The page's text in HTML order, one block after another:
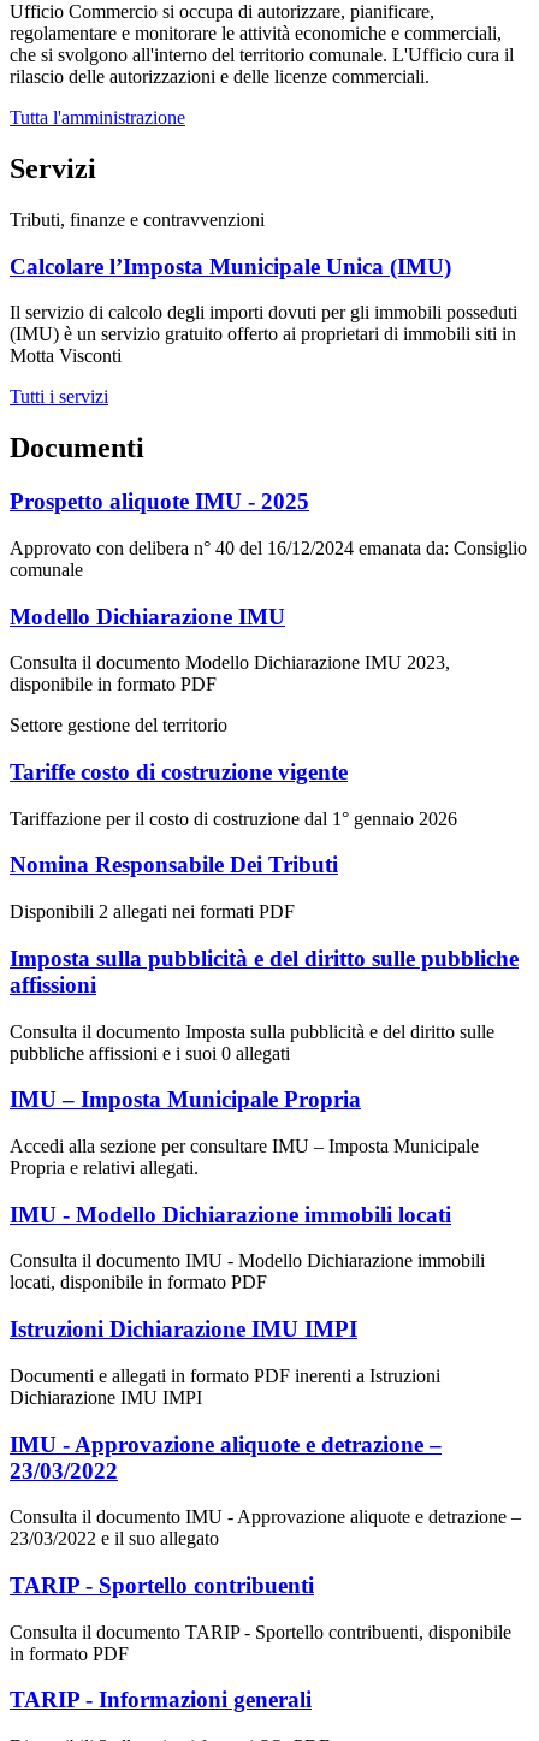
Ufficio Commercio si occupa di autorizzare, pianificare,
regolamentare e monitorare le attività economiche e commerciali,
che si svolgono all'interno del territorio comunale. L'Ufficio cura il
rilascio delle autorizzazioni e delle licenze commerciali.
Tutta l'amministrazione
Servizi
Tributi, finanze e contravvenzioni
Calcolare l’Imposta Municipale Unica (IMU)
Il servizio di calcolo degli importi dovuti per gli immobili posseduti
(IMU) è un servizio gratuito offerto ai proprietari di immobili siti in
Motta Visconti
Tutti i servizi
Documenti
Prospetto aliquote IMU - 2025
Approvato con delibera n° 40 del 16/12/2024 emanata da: Consiglio
comunale
Modello Dichiarazione IMU
Consulta il documento Modello Dichiarazione IMU 2023,
disponibile in formato PDF
Settore gestione del territorio
Tariffe costo di costruzione vigente
Tariffazione per il costo di costruzione dal 1° gennaio 2026
Nomina Responsabile Dei Tributi
Disponibili 2 allegati nei formati PDF
Imposta sulla pubblicità e del diritto sulle pubbliche
affissioni
Consulta il documento Imposta sulla pubblicità e del diritto sulle
pubbliche affissioni e i suoi 0 allegati
IMU – Imposta Municipale Propria
Accedi alla sezione per consultare IMU – Imposta Municipale
Propria e relativi allegati.
IMU - Modello Dichiarazione immobili locati
Consulta il documento IMU - Modello Dichiarazione immobili
locati, disponibile in formato PDF
Istruzioni Dichiarazione IMU IMPI
Documenti e allegati in formato PDF inerenti a Istruzioni
Dichiarazione IMU IMPI
IMU - Approvazione aliquote e detrazione –
23/03/2022
Consulta il documento IMU - Approvazione aliquote e detrazione –
23/03/2022 e il suo allegato
TARIP - Sportello contribuenti
Consulta il documento TARIP - Sportello contribuenti, disponibile
in formato PDF
TARIP - Informazioni generali